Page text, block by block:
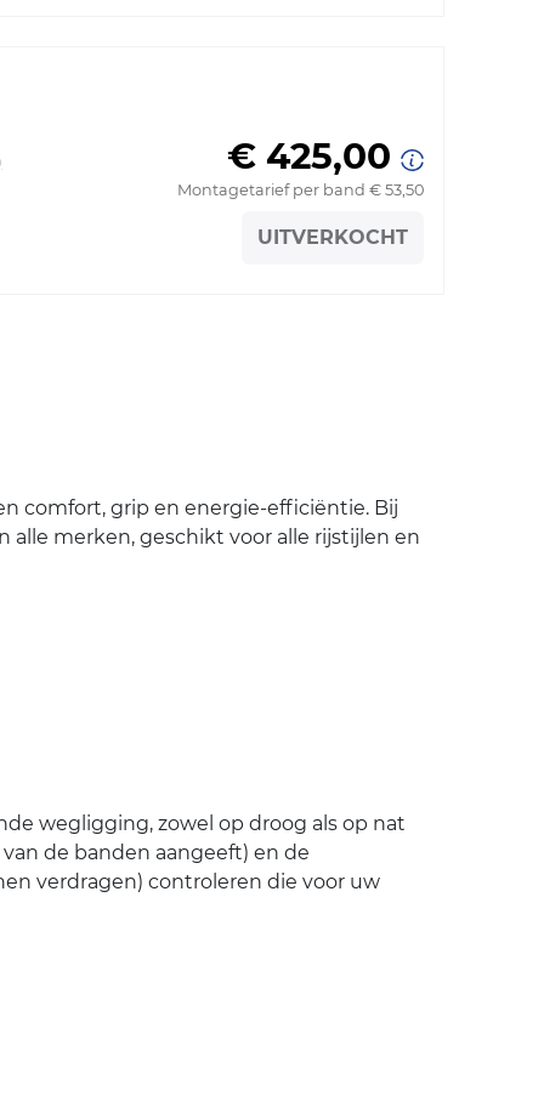
€ 425,00
Montagetarief per band € 53,50
UITVERKOCHT
comfort, grip en energie-efficiëntie. Bij
merken, geschikt voor alle rijstijlen en
wegligging, zowel op droog als op nat
de banden aangeeft) en de
verdragen) controleren die voor uw